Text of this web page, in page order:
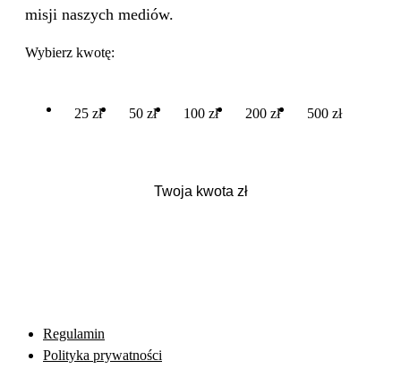
misji naszych mediów.
Wybierz kwotę:
25 zł 50 zł 100 zł 200 zł 500 zł
Regulamin
Polityka prywatności